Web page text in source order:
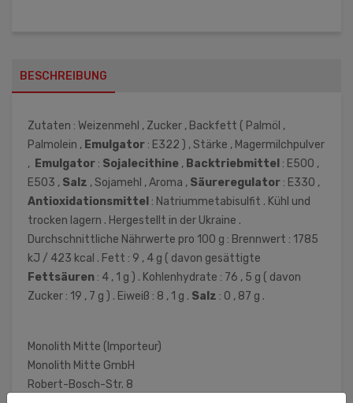
BESCHREIBUNG
Zutaten : Weizenmehl , Zucker , Backfett ( Palmöl ,
Palmolein , Emulgator : E322 ) , Stärke , Magermilchpulver
, Emulgator : Sojalecithine , Backtriebmittel : E500 ,
E503 , Salz , Sojamehl , Aroma , Säureregulator : E330 ,
Antioxidationsmittel : Natriummetabisulfit . Kühl und
trocken lagern . Hergestellt in der Ukraine .
Durchschnittliche Nährwerte pro 100 g : Brennwert : 1785
kJ / 423 kcal . Fett : 9 , 4 g ( davon gesättigte
Fettsäuren : 4 , 1 g ) . Kohlenhydrate : 76 , 5 g ( davon
Zucker : 19 , 7 g ) . Eiweiß : 8 , 1 g . Salz : 0 , 87 g .
Monolith Mitte (Importeur)
Monolith Mitte GmbH
Robert-Bosch-Str. 8